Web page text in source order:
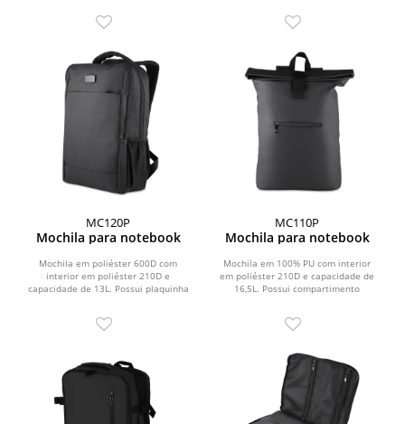
MC120P
Mochila para notebook
Mochila em poliéster 600D com
interior em poliéster 210D e
capacidade de 13L. Possui plaquinha
MC110P
Mochila para notebook
Mochila em 100% PU com interior
em poliéster 210D e capacidade de
16,5L. Possui compartimento